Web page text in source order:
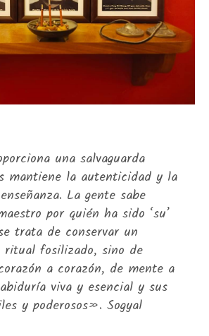
una salvaguarda
mantiene la autenticidad y la
La gente sabe
por quién ha sido ‘su’
trata de conservar un
ritual fosilizado, sino de
a corazón, de mente a
viva y esencial y sus
y poderosos». Sogyal